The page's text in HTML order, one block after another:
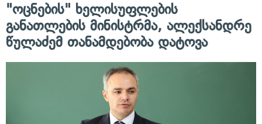
"ოცნების" ხელისუფლების
განათლების მინისტრმა, ალექსანდრე
წულაძემ თანამდებობა დატოვა